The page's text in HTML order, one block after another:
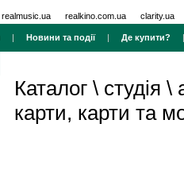
realmusic.ua realkino.com.ua clarity.ua
| Новини та події| Де купити?
Каталог \ студія \
карти, карти та